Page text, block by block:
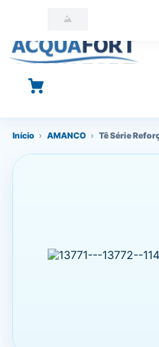
O que você está procurando?
Início › AMANCO › Tê Série